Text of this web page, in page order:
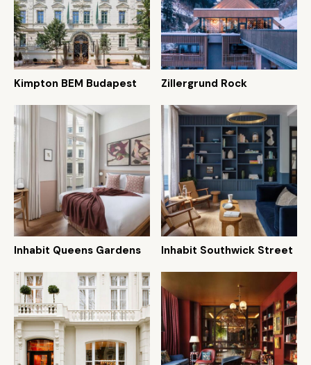
Kimpton BEM Budapest Zillergrund Rock
Inhabit Queens Gardens Inhabit Southwick Street